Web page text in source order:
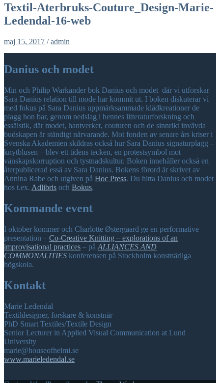
Textil-Aterbruks-Couture_Design-Marie-
Ledendal-16-web
maj 15, 2017 /admin
Danius och modet
Min och Philip Warkander bok Danius och modet där vi utforskar
Sara Danius relation till mode har kommit ut. I boken diskuterar vi
med fokus på Sara Danius uppmärksammade klädkreationer de
plagg hon bar, genom nedslag i hennes litteraturforskning och
essäistik, där modet, hantverket, couturen och de sinnrikt invävda
budskapen är ständigt närvarande. Mot fonden av senare års kriser i
Svenska Akademien skildras också hur Sara Danius signaturplagg –
knytblusen – blev ett tidens tecken, en protestsymbol mot
vänskapskorruption och tystnadskultur. Boken innehåller också en
återpublicerad essä av Sara Danius. Bokens förord är skrivet av
Annina Rabe och utgiven på Hoc Press. Du hitta Danius och modet
hos t.ex. Adlibris och Bokus.
Kommande event
I oktober kommer och Charlotte Østergaard ge en performative
presentation – Co-Creative Knitting – explorations of an
improvisational practices – på ALLIANCES AND
COMMONALITIES konferensen på Stockholm konstnärliga
högskola.
Kontakt
Marie Ledendal
Textildesigner, forskare & konstnär
PhD Smart Textiles/Textile Design
Senior Lecturer in Applied Visual Communication at Lund
University
marie@houseofhelmi.se
www.marieledendal.se